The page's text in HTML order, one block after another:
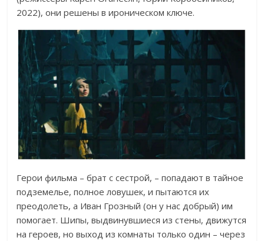
2022), они решены в ироническом ключе.
Герои фильма – брат с сестрой, – попадают в тайное
подземелье, полное ловушек, и пытаются их
преодолеть, а Иван Грозный (он у нас добрый) им
помогает. Шипы, выдвинувшиеся из стены, движутся
на героев, но выход из комнаты только один – через